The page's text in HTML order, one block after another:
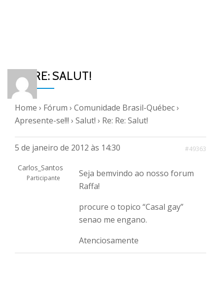
RE: RE: SALUT!
Home › Fórum › Comunidade Brasil-Québec›
Apresente-se!!! › Salut! › Re: Re: Salut!
5 de janeiro de 2012 às 14:30 #49363
Carlos_Santos
Participante
Seja bemvindo ao nosso forum
Raffa!
procure o topico “Casal gay”
senao me engano.
Atenciosamente